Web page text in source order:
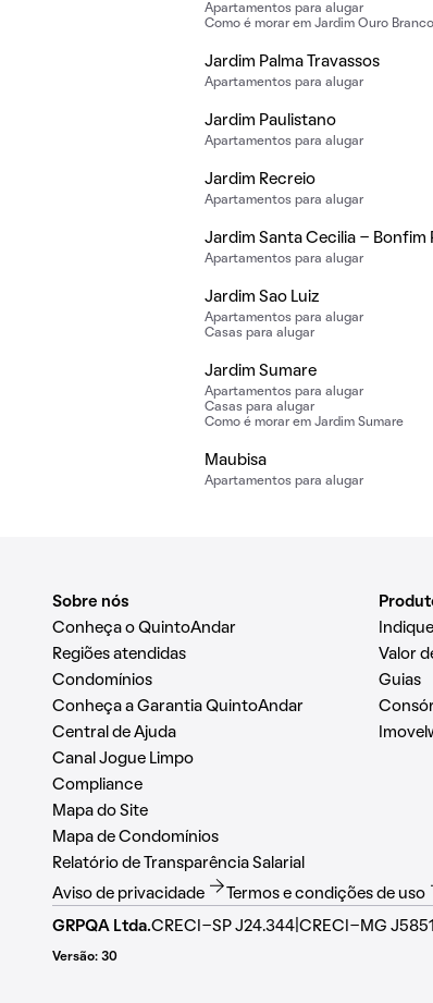
Apartamentos para alugar
Como é morar em Jardim Ouro Branco
Jardim Palma Travassos
Apartamentos para alugar
Jardim Paulistano
Apartamentos para alugar
Jardim Recreio
Apartamentos para alugar
Jardim Santa Cecilia - Bonfim
Apartamentos para alugar
Jardim Sao Luiz
Apartamentos para alugar
Casas para alugar
Jardim Sumare
Apartamentos para alugar
Casas para alugar
Como é morar em Jardim Sumare
Maubisa
Apartamentos para alugar
Sobre nós
Conheça o QuintoAndar
Regiões atendidas
Condomínios
Conheça a Garantia QuintoAndar
Central de Ajuda
Canal Jogue Limpo
Compliance
Mapa do Site
Mapa de Condomínios
Relatório de Transparência Salarial
Valor
Guias
Aviso de privacidade Termos e condições de uso
GRPQA Ltda.CRECI-SP J24.344 CRECI-MG J5851
Versão: 30